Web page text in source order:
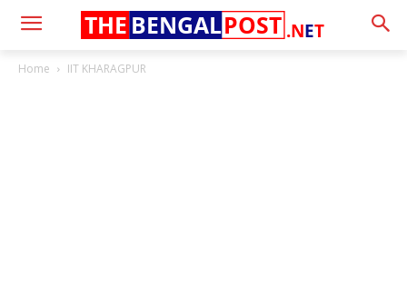
.NET
THE BENGALPOST
Home IIT KHARAGPUR